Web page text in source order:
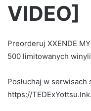
VIDEO]
Preorderuj XXENDE
500 limitowanych
Posłuchaj w
https://